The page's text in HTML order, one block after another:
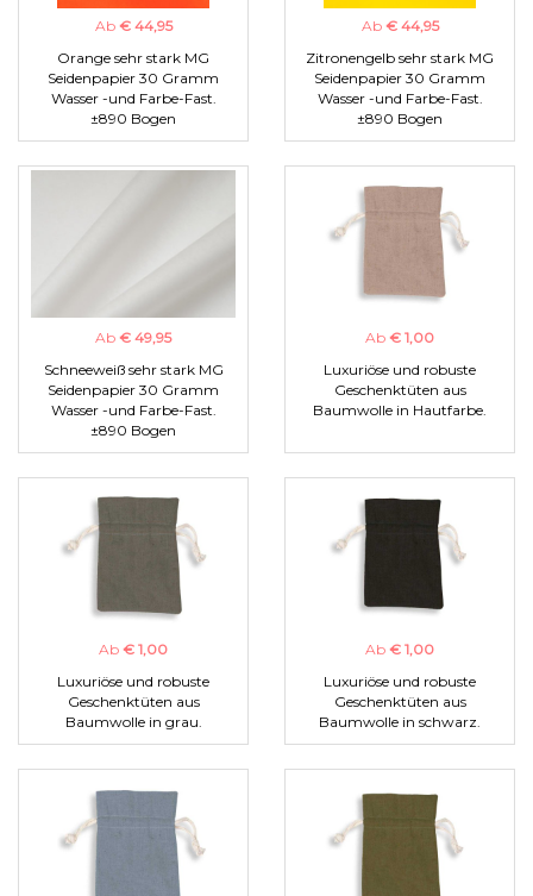
Ab € 44,95
Orange sehr stark MG
Seidenpapier 30 Gramm
Wasser -und Farbe-Fast.
±890 Bogen
Ab € 44,95
Zitronengelb sehr stark MG
Seidenpapier 30 Gramm
Wasser -und Farbe-Fast.
±890 Bogen
Ab € 49,95
Schneeweiß sehr stark MG
Seidenpapier 30 Gramm
Wasser -und Farbe-Fast.
±890 Bogen
Ab € 1,00
Luxuriöse und robuste
Geschenktüten aus
Baumwolle in Hautfarbe.
Ab € 1,00
Luxuriöse und robuste
Geschenktüten aus
Baumwolle in grau.
Ab € 1,00
Luxuriöse und robuste
Geschenktüten aus
Baumwolle in schwarz.